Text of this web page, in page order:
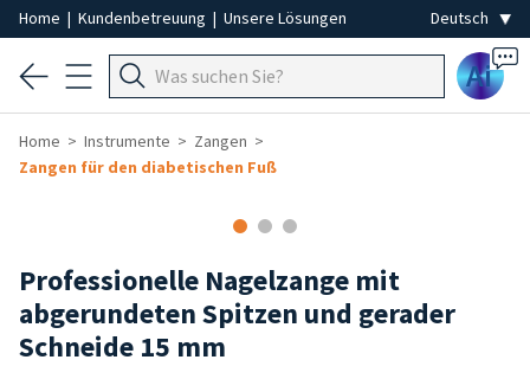
Home | Kundenbetreuung | Unsere Lösungen
Ai
Home Instrumente
Zangen
Zangen für den diabetischen Fuß
Professionelle Nagelzange mit
abgerundeten Spitzen und gerader
Schneide 15 mm